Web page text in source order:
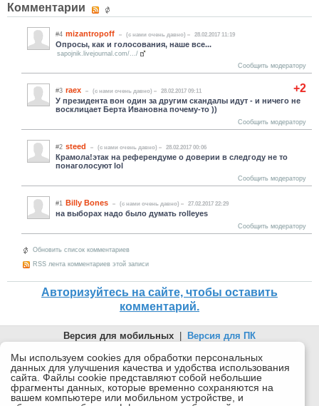
Комментарии
#4 mizantropoff (c нами очень давно) 28.02.2017 11:19
Опросы, как и голосования, наше все...
sapojnik.livejournal.com/.../
Сообщить модератору
+2
#3 raex (c нами очень давно) 28.02.2017 09:11
У президента вон один за другим скандалы идут - и ничего не
восклицает Берта Ивановна почему-то ))
Сообщить модератору
#2 steed (c нами очень давно) 28.02.2017 00:06
Крамола!этак на референдуме о доверии в следгоду не то
понаголосуют lol
Сообщить модератору
#1 Billy Bones (c нами очень давно) 27.02.2017 22:29
на выборах надо было думать rolleyes
Сообщить модератору
Обновить список комментариев
RSS лента комментариев этой записи
Авторизуйтесь на сайте, чтобы оставить
комментарий.
Версия для мобильных
Версия для ПК
© 2026 Беломорканал Северодвинск tv29.ru
Joomla!is Free Software released under the GNU General Public
License.
Mobile version byMobile Joomla!
Мы используем cookies для обработки персональных
данных для улучшения качества и удобства использования
сайта. Файлы cookie представляют собой небольшие
фрагменты данных, которые временно сохраняются на
вашем компьютере или мобильном устройстве, и